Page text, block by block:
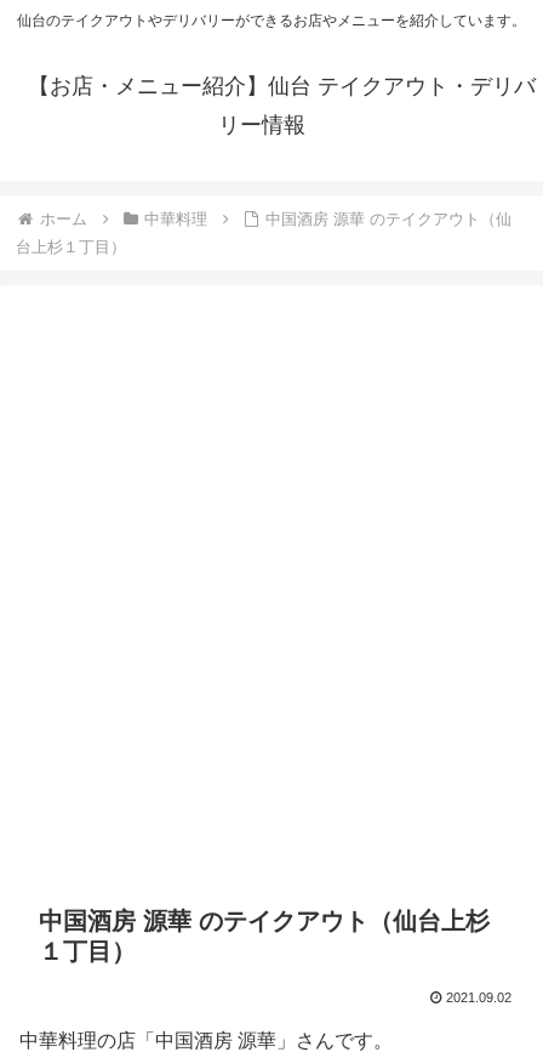
仙台のテイクアウトやデリバリーができるお店やメニューを紹介しています。
【お店・メニュー紹介】仙台 テイクアウト・デリバ
リー情報
ホーム 中華料理
中国酒房 源華 のテイクアウト（仙
台上杉１丁目）
中国酒房 源華 のテイクアウト（仙台上杉
１丁目）
2021.09.02
中華料理の店「中国酒房 源華」さんです。